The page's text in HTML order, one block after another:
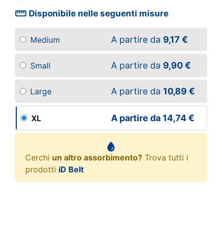
straighten Disponibile nelle seguenti misure
Medium A partire da 9,17 €
Small A partire da 9,90 €
Large A partire da 10,89 €
XL A partire da 14,74 €
Cerchi un altro assorbimento? Trova tutti i
prodotti iD Belt